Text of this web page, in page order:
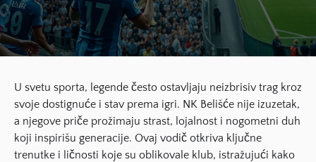
U svetu sporta, legende često ostavljaju neizbrisiv trag kroz
svoje dostignuće i stav prema igri. NK Belišće nije izuzetak,
a njegove priče prožimaju strast, lojalnost i nogometni duh
koji inspirišu generacije. Ovaj vodič otkriva ključne
trenutke i ličnosti koje su oblikovale klub, istražujući kako